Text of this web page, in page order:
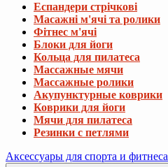
Еспандери стрічкові
Масажні м'ячі та ролики
Фітнес м'ячі
Блоки для йоги
Кольца для пилатеса
Массажные мячи
Массажные ролики
Акупунктурные коврики
Коврики для йоги
Мячи для пилатеса
Резинки с петлями
Аксессуары для спорта и фитнеса